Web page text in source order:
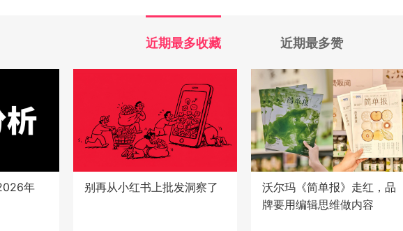
近期最多收藏 近期最多赞
年
别再从小红书上批发洞察了
沃尔玛《简单报》走红，品
牌要用编辑思维做内容